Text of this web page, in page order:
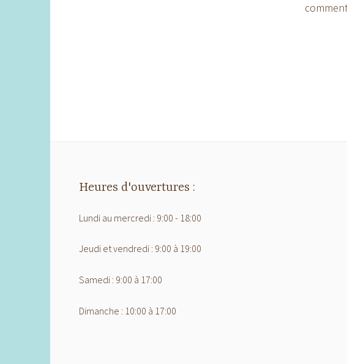
Heures d'ouvertures :
Lundi au mercredi : 9:00 - 18:00
Jeudi et vendredi : 9:00 à 19:00
Samedi : 9:00 à 17:00
Dimanche : 10:00 à 17:00